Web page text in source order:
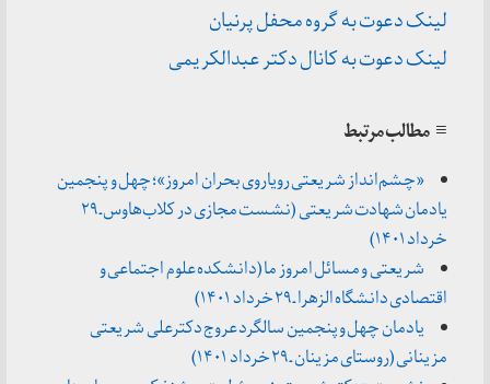
لینک دعوت به گروه محفل پرنیان
لینک دعوت به کانال دکتر عبدالکریمی
≡ مطالب مرتبط
«چشم‌انداز شریعتی رویاروی بحران امروز»؛ چهل و پنجمین
یادمان شهادت شریعتی (نشست مجازی در کلاب‌هاوس ـ ۲۹
خرداد ۱۴۰۱)
شریعتی و مسائل امروز ما (دانشکده علوم اجتماعی و
اقتصادی دانشگاه الزهرا ـ ۲۹ خرداد ۱۴۰۱)
یادمان چهل و پنجمین سالگرد عروج دکترعلی شریعتی
مزینانی (روستای مزینان ـ ۲۹ خرداد ۱۴۰۱)